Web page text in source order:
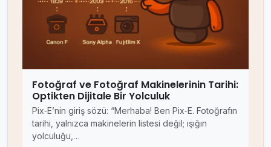
Fotoğraf ve Fotoğraf Makinelerinin Tarihi:
Optikten Dijitale Bir Yolculuk
Pix‑E’nin giriş sözü: “Merhaba! Ben Pix‑E. Fotoğrafın
tarihi, yalnızca makinelerin listesi değil; ışığın
yolculuğu,…